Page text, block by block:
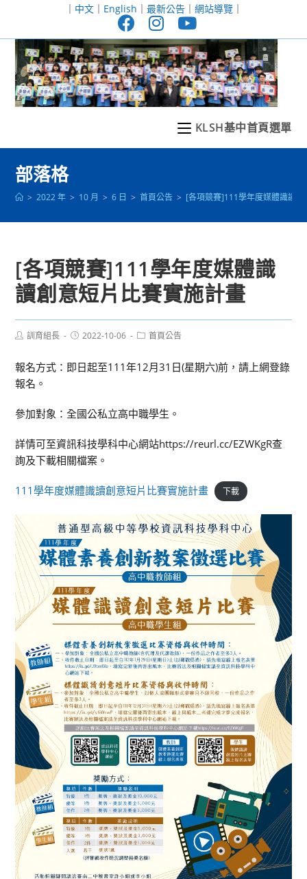
至
｜ 中文｜ English ｜ 最新公告｜ 網站導覽｜
KLSH基中首頁選單
部落格
> 2022 年 > 10 月 > 6 日 > 首頁公告 > [各項競賽]111學年度媒體識讀
[各項競賽]111學年度媒體識
讀創意短片比賽實施計畫
Post訓育組長
Post2022-10-06
Post首頁公告
報名方式：即日起至111年12月31日(星期六)前，請上網登錄
報名。
參加對象：全國公私立高中職學生。
詳情可至資訊科技學科中心網站https://reurl.cc/EZWKgR查
詢及下載相關檔案。
111學年度媒體識讀創意短片比賽實施計畫 下載